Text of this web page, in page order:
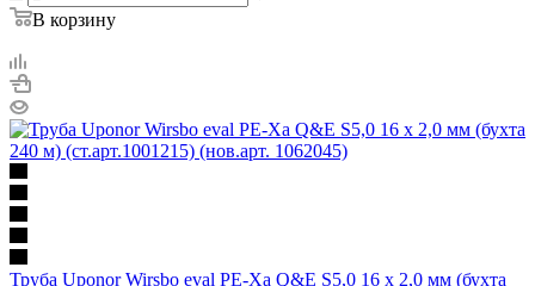
В корзину
Труба Uponor Wirsbo eval PE-Xa Q&E S5,0 16 x 2,0 мм (бухта